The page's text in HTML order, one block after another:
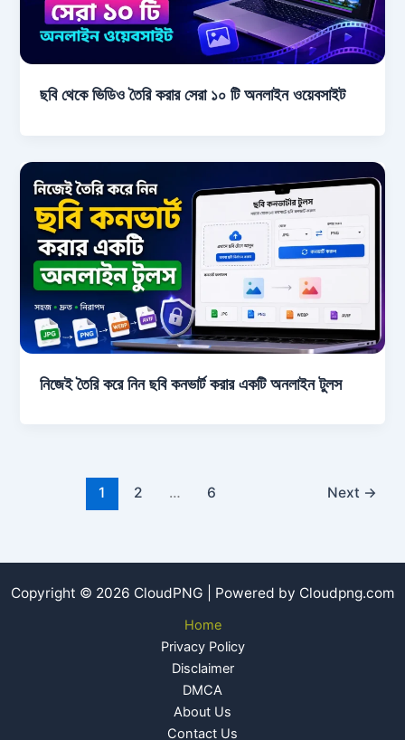
ছবি থেকে ভিডিও তৈরি করার সেরা ১০ টি অনলাইন ওয়েবসাইট
নিজেই তৈরি করে নিন ছবি কনভার্ট করার একটি অনলাইন টুলস
1 2 … 6 Next →
Copyright © 2026 CloudPNG | Powered by Cloudpng.com
Home
Privacy Policy
Disclaimer
DMCA
About Us
Contact Us